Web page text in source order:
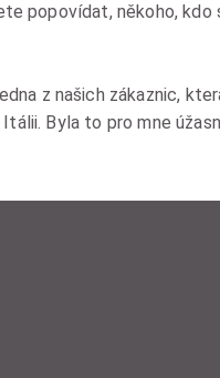
popovídat, někoho, kdo
z našich zákaznic,
Byla to pro mne